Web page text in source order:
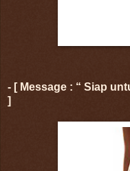
- [ Message : “ Siap
]